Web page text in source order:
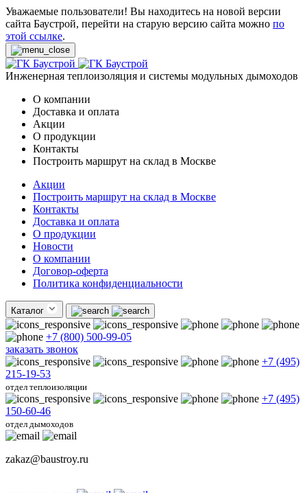
Уважаемые пользователи! Вы находитесь на новой версии
сайта Баустрой, перейти на старую версию сайта можно по
этой ссылке.
Инженерная теплоизоляция и системы модульных дымоходов
О компании
Доставка и оплата
Акции
О продукции
Контакты
Построить маршрут на склад в Москве
Акции
Построить маршрут на склад в Москве
Контакты
Доставка и оплата
О продукции
Новости
О компании
Договор-оферта
Политика конфиденциальности
Каталог
+7 (800) 500-99-05
заказать звонок
+7 (495)
215-19-53
отдел теплоизоляции
+7 (495)
150-60-46
отдел дымоходов
zakaz@baustroy.ru